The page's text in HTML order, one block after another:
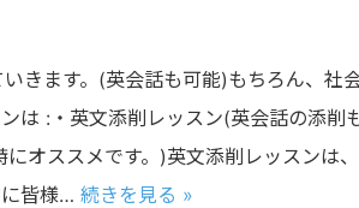
きます。(英会話も可能)もちろん、社
は :・英文添削レッスン(英会話の添削
オススメです。)英文添削レッスンは
皆様… 続きを見る »